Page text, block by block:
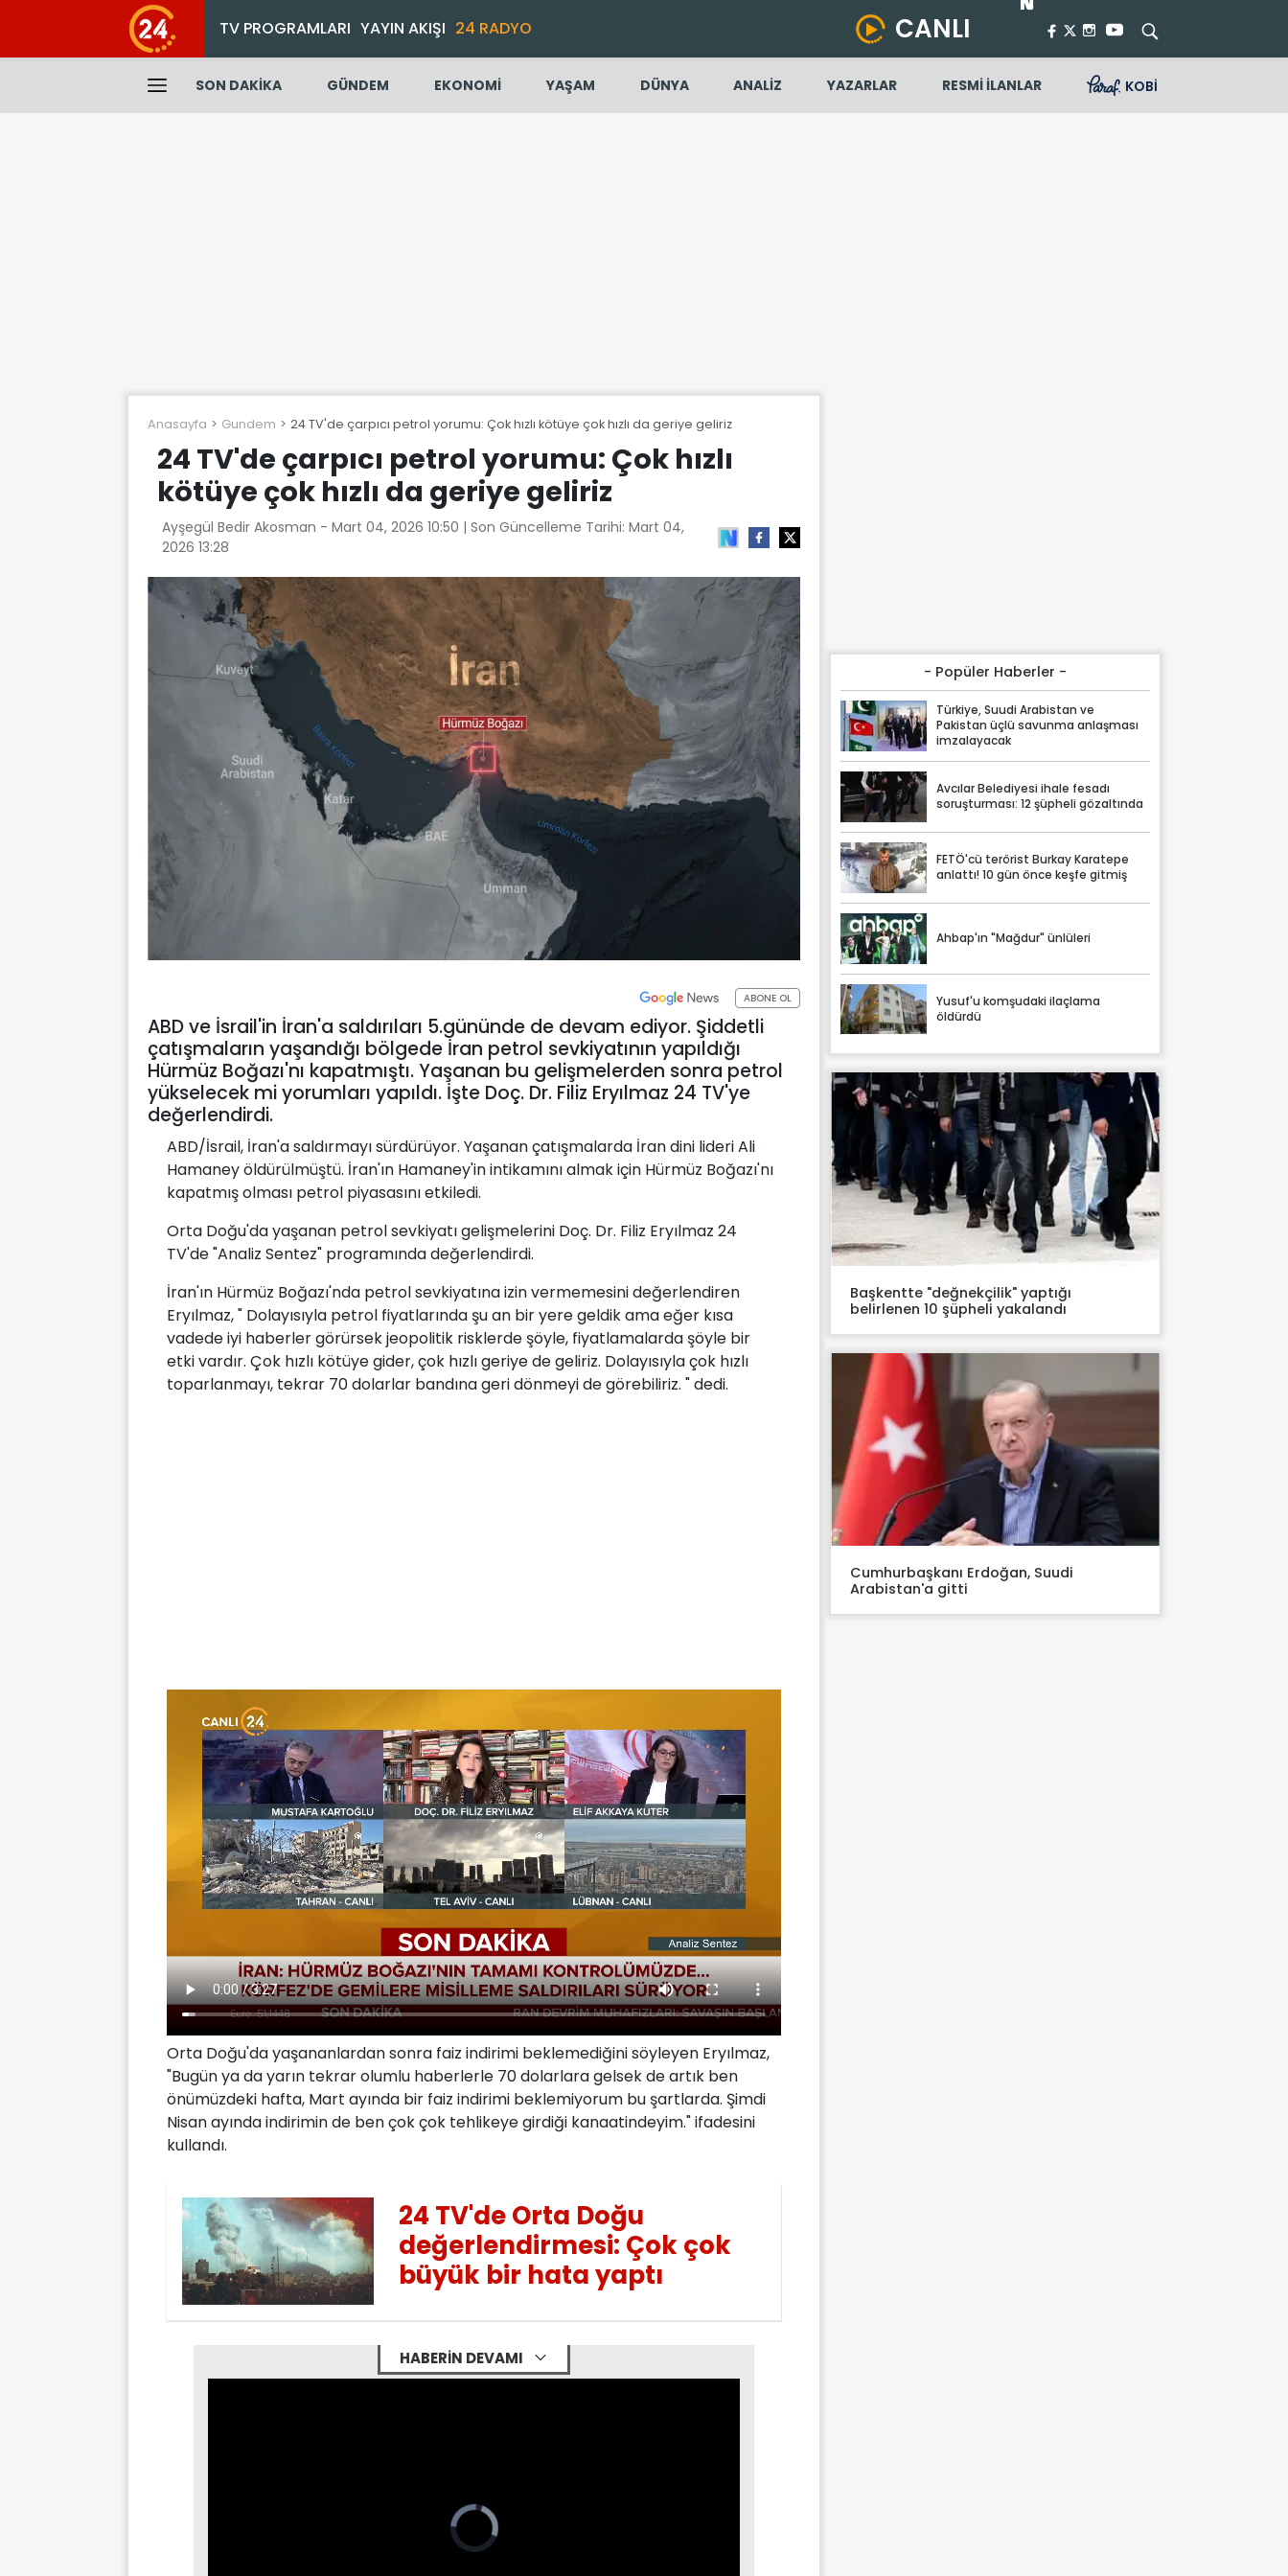
TV PROGRAMLARI YAYIN AKIŞI 24 RADYO CANLI
SON DAKİKA GÜNDEM EKONOMİ YAŞAM DÜNYA ANALİZ YAZARLAR RESMİ İLANLAR KOBİ
Anasayfa Gundem 24 TV'de çarpıcı petrol yorumu: Çok hızlı kötüye çok hızlı da geriye geliriz
24 TV'de çarpıcı petrol yorumu: Çok hızlı
kötüye çok hızlı da geriye geliriz
Ayşegül Bedir Akosman - Mart 04, 2026 10:50 | Son Güncelleme Tarihi: Mart 04,
2026 13:28
ABONE OL
ABD ve İsrail'in İran'a saldırıları 5.gününde de devam ediyor. Şiddetli
çatışmaların yaşandığı bölgede İran petrol sevkiyatının yapıldığı
Hürmüz Boğazı'nı kapatmıştı. Yaşanan bu gelişmelerden sonra petrol
yükselecek mi yorumları yapıldı. İşte Doç. Dr. Filiz Eryılmaz 24 TV'ye
değerlendirdi.
ABD/İsrail, İran'a saldırmayı sürdürüyor. Yaşanan çatışmalarda İran dini lideri Ali
Hamaney öldürülmüştü. İran'ın Hamaney'in intikamını almak için Hürmüz Boğazı'nı
kapatmış olması petrol piyasasını etkiledi.
Orta Doğu'da yaşanan petrol sevkiyatı gelişmelerini Doç. Dr. Filiz Eryılmaz 24
TV'de "Analiz Sentez" programında değerlendirdi.
İran'ın Hürmüz Boğazı'nda petrol sevkiyatına izin vermemesini değerlendiren
Eryılmaz, " Dolayısıyla petrol fiyatlarında şu an bir yere geldik ama eğer kısa
vadede iyi haberler görürsek jeopolitik risklerde şöyle, fiyatlamalarda şöyle bir
etki vardır. Çok hızlı kötüye gider, çok hızlı geriye de geliriz. Dolayısıyla çok hızlı
toparlanmayı, tekrar 70 dolarlar bandına geri dönmeyi de görebiliriz. " dedi.
Orta Doğu'da yaşananlardan sonra faiz indirimi beklemediğini söyleyen Eryılmaz,
"Bugün ya da yarın tekrar olumlu haberlerle 70 dolarlara gelsek de artık ben
önümüzdeki hafta, Mart ayında bir faiz indirimi beklemiyorum bu şartlarda. Şimdi
Nisan ayında indirimin de ben çok çok tehlikeye girdiği kanaatindeyim." ifadesini
kullandı.
24 TV'de Orta Doğu
değerlendirmesi: Çok çok
büyük bir hata yaptı
HABERİN DEVAMI
- Popüler Haberler -
Türkiye, Suudi Arabistan ve
Pakistan üçlü savunma anlaşması
imzalayacak
Avcılar Belediyesi ihale fesadı
soruşturması: 12 şüpheli gözaltında
FETÖ'cü terörist Burkay Karatepe
anlattı! 10 gün önce keşfe gitmiş
Ahbap'ın "Mağdur" ünlüleri
Yusuf'u komşudaki ilaçlama
öldürdü
Başkentte "değnekçilik" yaptığı
belirlenen 10 şüpheli yakalandı
Cumhurbaşkanı Erdoğan, Suudi
Arabistan'a gitti